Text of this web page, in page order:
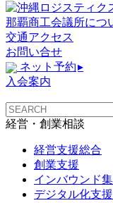
那覇商工会議所につ
交通アクセス
お問い合せ
ネット予約▸
入会案内
経営・創業相談
経営支援総合
創業支援
インバウンド
デジタル化支援